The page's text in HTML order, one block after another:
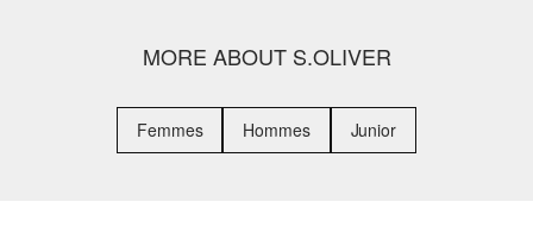
MORE ABOUT S.OLIVER
Femmes Hommes Junior